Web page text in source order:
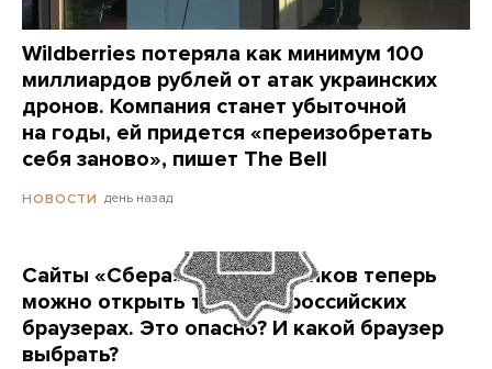
Wildberries потеряла как минимум 100
миллиардов рублей от атак украинских
дронов. Компания станет убыточной
на годы, ей придется «переизобретать
себя заново», пишет The Bell
НОВОСТИ день назад
Сайты «Сбера» и других банков теперь
можно открыть только в российских
браузерах. Это опасно? И какой браузер
выбрать?